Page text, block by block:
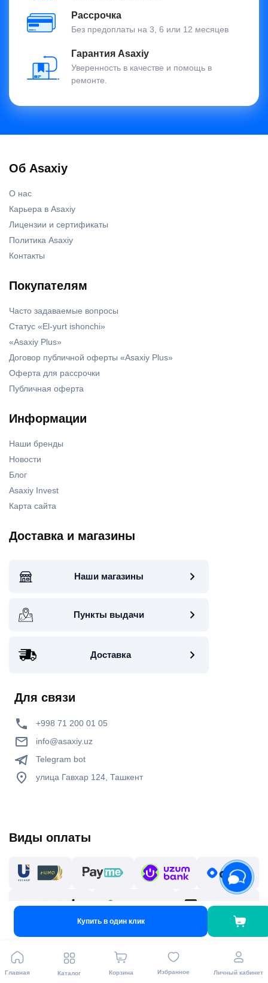
Главная Каталог Корзина Избранное Личный кабинет
Купить в один клик
Рассрочка
Без предоплаты на 3, 6 или 12 месяцев
Гарантия Asaxiy
Уверенность в качестве и помощь в
ремонте.
Об Asaxiy
О нас
Карьера в Asaxiy
Лицензии и сертификаты
Политика Asaxiy
Контакты
Покупателям
Часто задаваемые вопросы
Статус «El-yurt ishonchi»
«Asaxiy Plus»
Договор публичной оферты «Asaxiy Plus»
Оферта для рассрочки
Публичная оферта
Информации
Наши бренды
Новости
Блог
Asaxiy Invest
Карта сайта
Доставка и магазины
Наши магазины
Пункты выдачи
Доставка
Для связи
+998 71 200 01 05
info@asaxiy.uz
Telegram bot
улица Гавхар 124, Ташкент
Виды оплаты
Мы в соц. сетях